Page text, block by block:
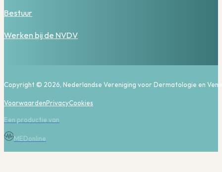
Bestuur
Werken bij de NVDV
Copyright © 2026, Nederlandse Vereniging voor Dermatologie en
VoorwaardenPrivacyCookies
Een productie van
MEDonline